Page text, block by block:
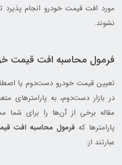
مورد افت قیمت خودرو انجام پذیرد
نشوند.
فرمول محاسبه افت قیمت
تعیین قیمت خودرو دست‌دوم یا
در بازار دست‌دوم، به پارامترهای
مقاله برخی از آن‌ها را برای شما
پارامترها که فرمول محاسبه افت
عبارتند از: